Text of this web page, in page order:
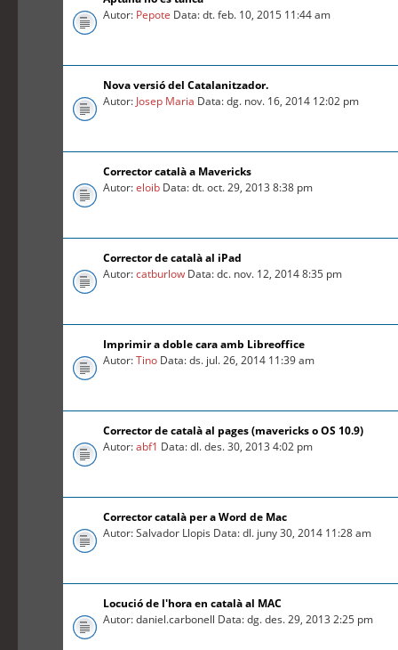
Autor: Pepote Data: dt. feb. 10, 2015 11:44 am
Nova versió del Catalanitzador.
Autor: Josep Maria Data: dg. nov. 16, 2014 12:02 pm
Corrector català a Mavericks
Autor:eloib Data: dt. oct. 29, 2013 8:38 pm
Corrector de català al iPad
Autor:catburlow Data: dc. nov. 12, 2014 8:35 pm
Imprimir a doble cara amb Libreoffice
Autor:Tino Data: ds. jul. 26, 2014 11:39 am
Corrector de català al pages (mavericks o OS 10.9)
Autor:abf1 Data: dl. des. 30, 2013 4:02 pm
Corrector català per a Word de Mac
Autor: Salvador Llopis Data: dl. juny 30, 2014 11:28 am
Locució de l'hora en català al MAC
Autor: daniel.carbonell Data: dg. des. 29, 2013 2:25 pm